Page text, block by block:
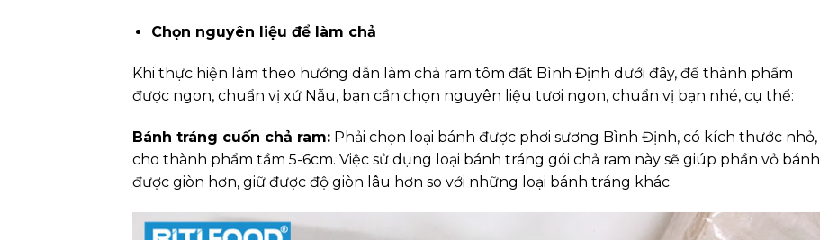
Chọn nguyên liệu để làm chả
Khi thực hiện làm theo hướng dẫn làm chả ram tôm đất Bình Định dưới đây, để thành phẩm
được ngon, chuẩn vị xứ Nẫu, bạn cần chọn nguyên liệu tươi ngon, chuẩn vị bạn nhé, cụ thể:
Bánh tráng cuốn chả ram: Phải chọn loại bánh được phơi sương Bình Định, có kích thước nhỏ,
cho thành phẩm tầm 5-6cm. Việc sử dụng loại bánh tráng gói chả ram này sẽ giúp phần vỏ bánh
được giòn hơn, giữ được độ giòn lâu hơn so với những loại bánh tráng khác.